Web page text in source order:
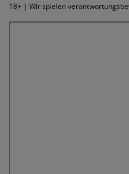
18+ | Wir spielen